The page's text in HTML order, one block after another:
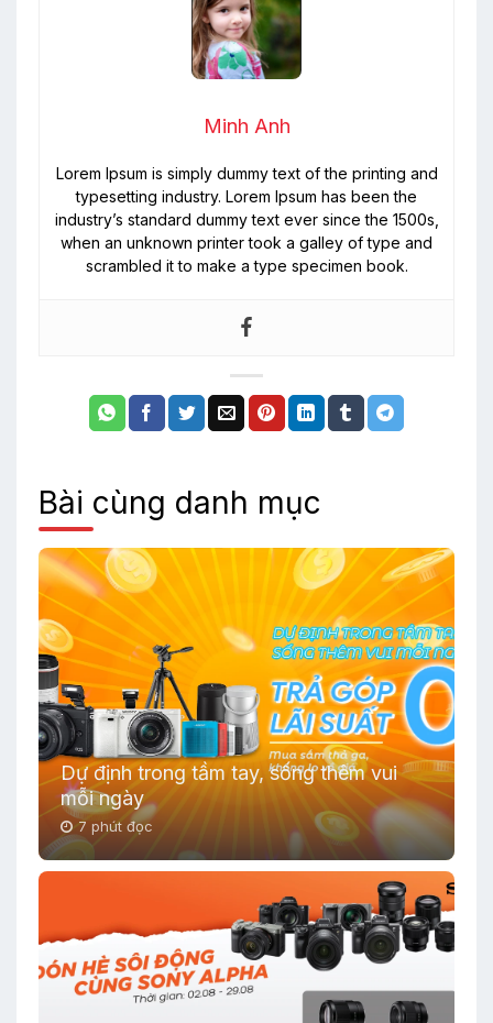
Minh Anh
Lorem Ipsum is simply dummy text of the printing and
typesetting industry. Lorem Ipsum has been the
industry’s standard dummy text ever since the 1500s,
when an unknown printer took a galley of type and
scrambled it to make a type specimen book.
Bài cùng danh mục
Dự định trong tầm tay, sống thêm vui
mỗi ngày
7 phút đọc